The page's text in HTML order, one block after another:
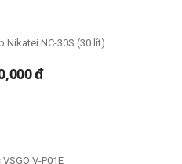
Nikatei NC-30S (30 lít)
đ
V-P01E